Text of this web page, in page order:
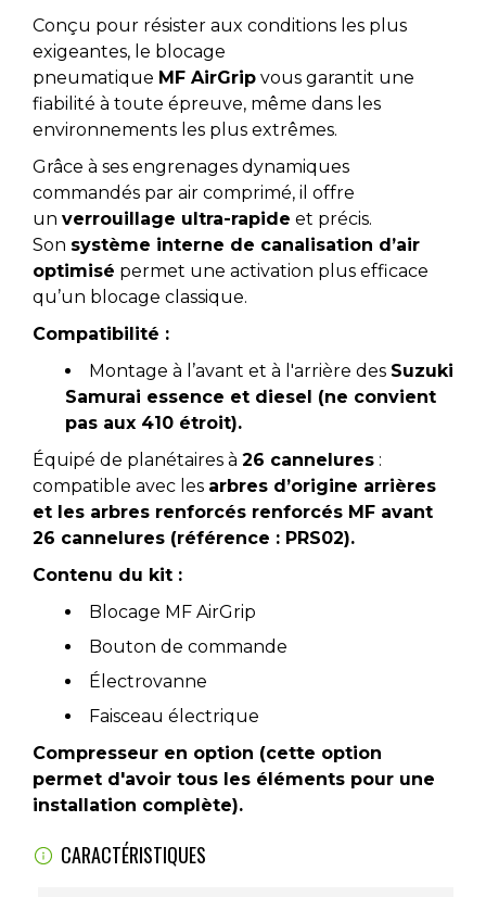
Conçu pour résister aux conditions les plus
exigeantes, le blocage
pneumatique MF AirGrip vous garantit une
fiabilité à toute épreuve, même dans les
environnements les plus extrêmes.
Grâce à ses engrenages dynamiques
commandés par air comprimé, il offre
un verrouillage ultra-rapide et précis.
Son système interne de canalisation d’air
optimisé permet une activation plus efficace
qu’un blocage classique.
Compatibilité :
Montage à l’avant et à l'arrière des Suzuki
Samurai essence et diesel (ne convient
pas aux 410 étroit).
Équipé de planétaires à 26 cannelures :
compatible avec les arbres d’origine arrières
et les arbres renforcés renforcés MF avant
26 cannelures (référence : PRS02).
Contenu du kit :
Blocage MF AirGrip
Bouton de commande
Électrovanne
Faisceau électrique
Compresseur en option (cette option
permet d'avoir tous les éléments pour une
installation complète).
CARACTÉRISTIQUES